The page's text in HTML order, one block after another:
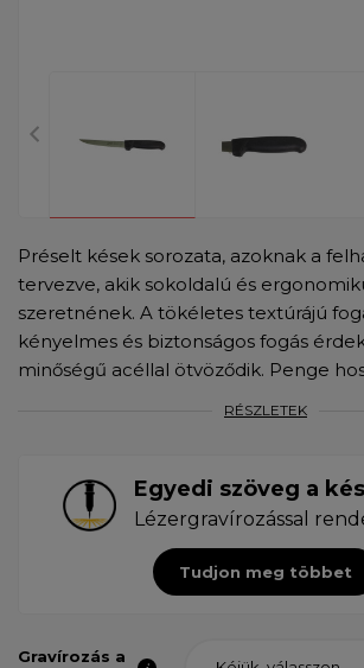
Préselt kések sorozata, azoknak a
tervezve, akik sokoldalú és
szeretnének. A tökéletes textúrájú
kényelmes és biztonságos fogás
minőségű acéllal ötvöződik. Penge
RÉSZLETEK
Egyedi szöveg a
Lézergravírozással
Tudjon meg többet
Gravírozás a